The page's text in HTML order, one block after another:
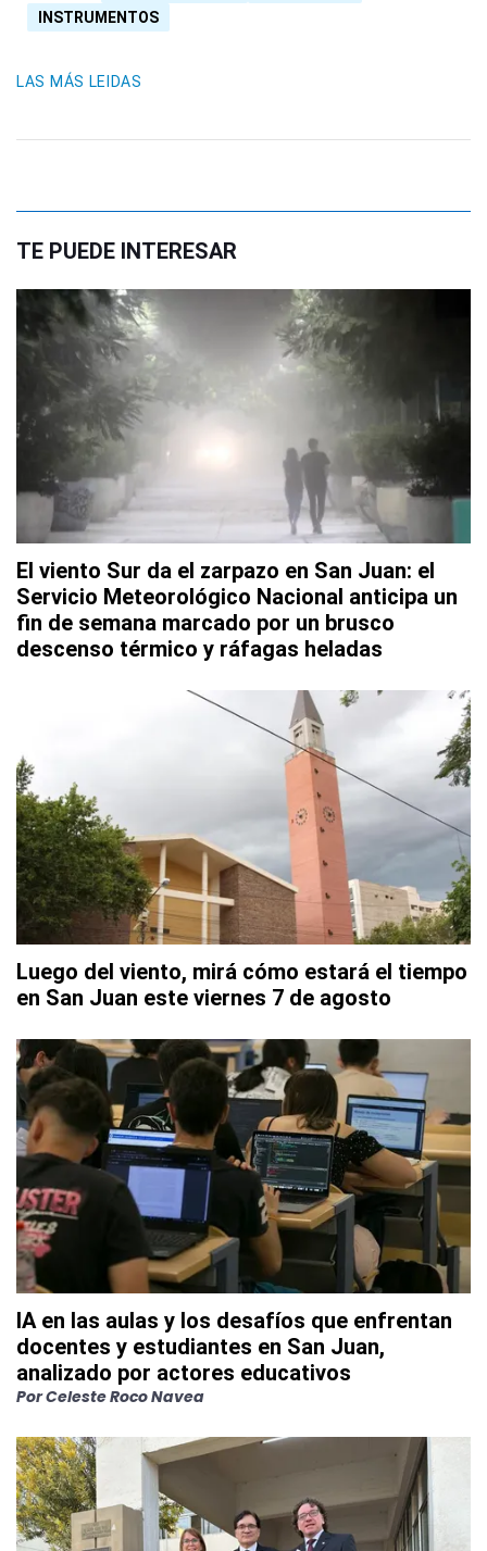
INSTRUMENTOS
LAS MÁS LEIDAS
TE PUEDE INTERESAR
El viento Sur da el zarpazo en San Juan: el
Servicio Meteorológico Nacional anticipa un
fin de semana marcado por un brusco
descenso térmico y ráfagas heladas
Luego del viento, mirá cómo estará el tiempo
en San Juan este viernes 7 de agosto
IA en las aulas y los desafíos que enfrentan
docentes y estudiantes en San Juan,
analizado por actores educativos
PorCeleste Roco Navea